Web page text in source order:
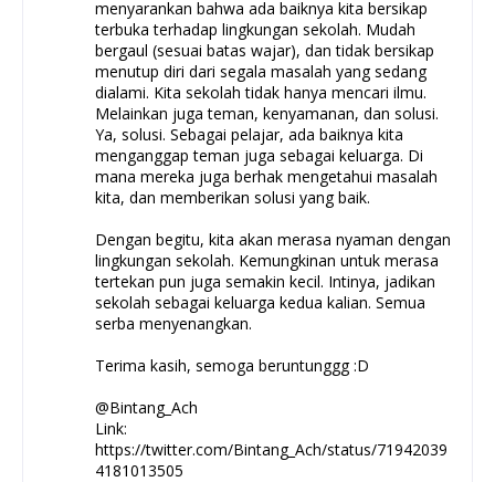
menyarankan bahwa ada baiknya kita bersikap
terbuka terhadap lingkungan sekolah. Mudah
bergaul (sesuai batas wajar), dan tidak bersikap
menutup diri dari segala masalah yang sedang
dialami. Kita sekolah tidak hanya mencari ilmu.
Melainkan juga teman, kenyamanan, dan solusi.
Ya, solusi. Sebagai pelajar, ada baiknya kita
menganggap teman juga sebagai keluarga. Di
mana mereka juga berhak mengetahui masalah
kita, dan memberikan solusi yang baik.
Dengan begitu, kita akan merasa nyaman dengan
lingkungan sekolah. Kemungkinan untuk merasa
tertekan pun juga semakin kecil. Intinya, jadikan
sekolah sebagai keluarga kedua kalian. Semua
serba menyenangkan.
Terima kasih, semoga beruntunggg :D
@Bintang_Ach
Link:
https://twitter.com/Bintang_Ach/status/71942039
4181013505